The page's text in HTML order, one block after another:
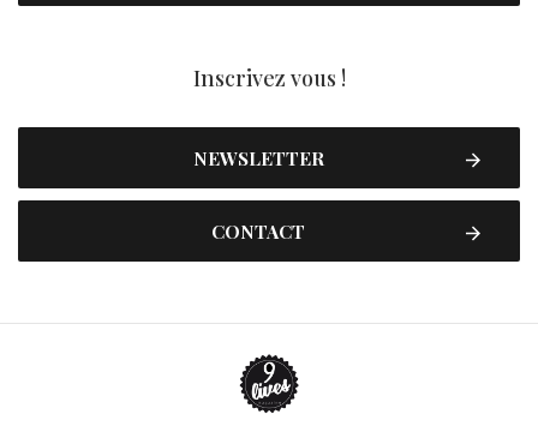
Inscrivez vous !
NEWSLETTER
CONTACT